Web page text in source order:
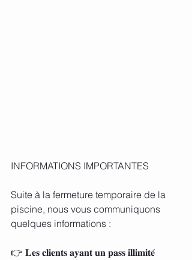
INFORMATIONS IMPORTANTES
Suite à la fermeture temporaire de la
piscine, nous vous communiquons
quelques informations :
👉 𝐋𝐞𝐬 𝐜𝐥𝐢𝐞𝐧𝐭𝐬 𝐚𝐲𝐚𝐧𝐭 𝐮𝐧 𝐩𝐚𝐬𝐬 𝐢𝐥𝐥𝐢𝐦𝐢𝐭𝐞́